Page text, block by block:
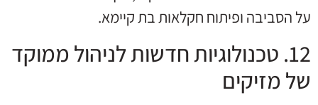
על הסביבה ופיתוח חקלאות בת קיימא.
12. טכנולוגיות חדשות לניהול ממוקד
של מזיקים